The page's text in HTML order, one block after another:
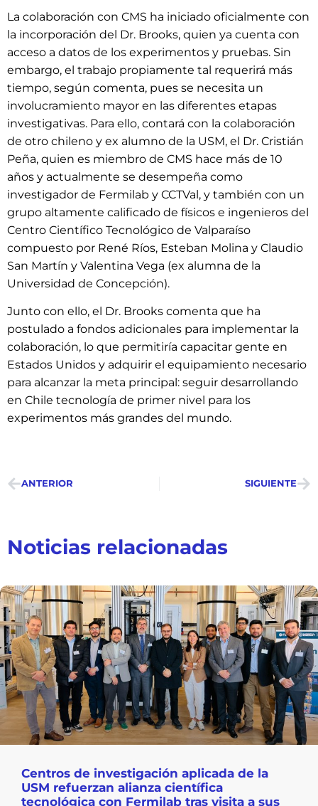
La colaboración con CMS ha iniciado oficialmente con
la incorporación del Dr. Brooks, quien ya cuenta con
acceso a datos de los experimentos y pruebas. Sin
embargo, el trabajo propiamente tal requerirá más
tiempo, según comenta, pues se necesita un
involucramiento mayor en las diferentes etapas
investigativas. Para ello, contará con la colaboración
de otro chileno y ex alumno de la USM, el Dr. Cristián
Peña, quien es miembro de CMS hace más de 10
años y actualmente se desempeña como
investigador de Fermilab y CCTVal, y también con un
grupo altamente calificado de físicos e ingenieros del
Centro Científico Tecnológico de Valparaíso
compuesto por René Ríos, Esteban Molina y Claudio
San Martín y Valentina Vega (ex alumna de la
Universidad de Concepción).
Junto con ello, el Dr. Brooks comenta que ha
postulado a fondos adicionales para implementar la
colaboración, lo que permitiría capacitar gente en
Estados Unidos y adquirir el equipamiento necesario
para alcanzar la meta principal: seguir desarrollando
en Chile tecnología de primer nivel para los
experimentos más grandes del mundo.
ANTERIOR SIGUIENTE
Noticias relacionadas
Centros de investigación aplicada de la
USM refuerzan alianza científica
tecnológica con Fermilab tras visita a sus